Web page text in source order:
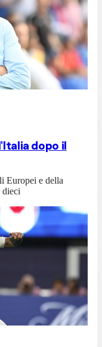
dopo il
Europei e della
dieci